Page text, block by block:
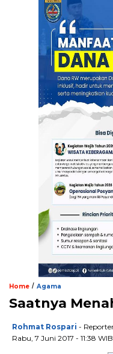
Home / Agama
Saatnya
Rohmat Rospari -
Rabu, 7 Juni 2017 - 11:38 WIB